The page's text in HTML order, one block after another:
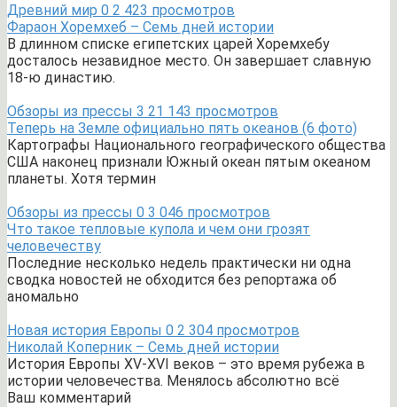
Древний мир 0 2 423 просмотров
Фараон Хоремхеб – Семь дней истории
В длинном списке египетских царей Хоремхебу
досталось незавидное место. Он завершает славную
18-ю династию.
Обзоры из прессы 3 21 143 просмотров
Теперь на Земле официально пять океанов (6 фото)
Картографы Национального географического общества
США наконец признали Южный океан пятым океаном
планеты. Хотя термин
Обзоры из прессы 0 3 046 просмотров
Что такое тепловые купола и чем они грозят
человечеству
Последние несколько недель практически ни одна
сводка новостей не обходится без репортажа об
аномально
Новая история Европы 0 2 304 просмотров
Николай Коперник – Семь дней истории
История Европы XV-XVI веков – это время рубежа в
истории человечества. Менялось абсолютно всё
Ваш комментарий